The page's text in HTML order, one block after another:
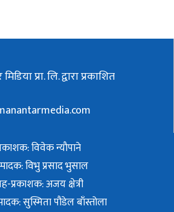
प्रा. लि. द्वारा प्रकाशित
विवेक न्याैपाने
विभु प्रसाद भुसाल
प्रकाशक: अजय क्षेत्री
सुस्मिता पौडेल बाँस्तोला